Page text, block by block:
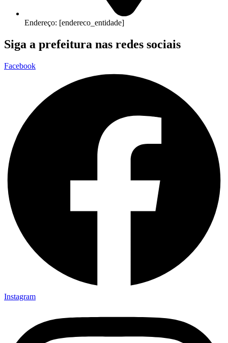
Endereço: [endereco_entidade]
Siga a prefeitura nas redes sociais
Facebook
Instagram